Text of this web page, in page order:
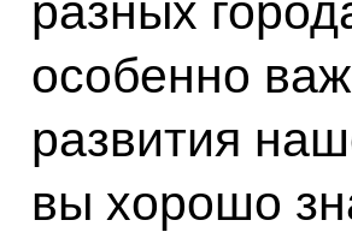
разных
особенно
развития
вы хорошо